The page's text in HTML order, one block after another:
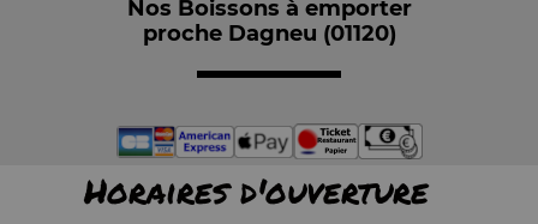
Nos Boissons à emporter
proche Dagneu (01120)
Horaires d'ouverture